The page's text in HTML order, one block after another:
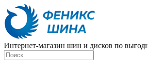
Интернет-магазин шин и дисков по